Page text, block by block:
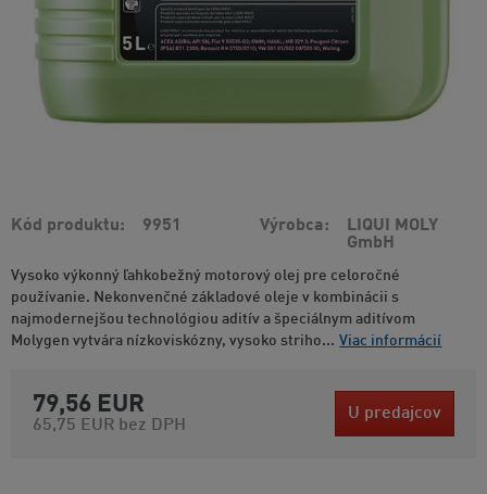
Kód produktu 9951 Výrobca
LIQUI MOLY
GmbH
Vysoko výkonný ľahkobežný motorový olej pre celoročné
používanie. Nekonvenčné základové oleje v kombinácii s
najmodernejšou technológiou aditív a špeciálnym aditívom
Molygen vytvára nízkoviskózny, vysoko striho... Viac informácií
79,56 EUR
65,75 EUR bez DPH
U predajcov